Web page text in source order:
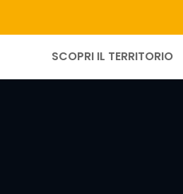
SCOPRI IL TERRITORIO